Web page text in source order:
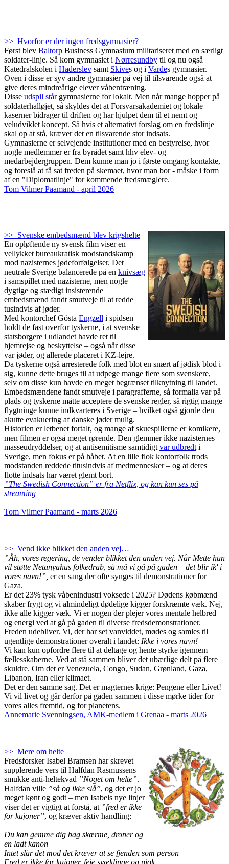
>> Hvorfor er der ingen fredsgymnasier?
Først blev Baltorp Business Gymnasium militariseret med en særligt
soldater-linje. Så kom gymnasiet i Nørresundby til og nu også
Katedralskolen i Haderslev samt Skives og i Vardes gymnasier.
Oven i disse er syv andre gymnasier på vej til tilsvarende også at
give deres mindreårige elever våbentræning.
Disse udspil stårgymnasierne for lokalt. Men når mange hopper på
soldaterhalløjet, så skyldes det at Forsvarsakademiet og lokale
kaserner bidrager til driften og har hjulpet dem til et nemt og
veludviklet koncept. Så hvis et alternativt forslag om en fredslinje
skal op at stå, kræver det en tilsvarende stor indsats.
Gymnasierne er selvejende institutioner med en bestyrelse, hvor
nogle medlemmer er fra byrådet samt hhv elev- og
medarbejdergruppen. Dem kunne man jo i første omgang kontakte,
og foreslå at få sat freden på skemaet, hvor man bor - måske i form
af en "Diplomatlinje" for kommende fredsmæglere.
Tom Vilmer Paamand - april 2026
>> Svenske embedsmænd blev krigshelte
En opløftende ny svensk film viser en
vellykket bureaukratisk modstandskamp
mod nazisternes jødeforfølgelser. Det
neutrale Sverige balancerede på en knivsæg
i samspillet med nazisterne, men nogle
dygtige og stædigt insisterende
embedsmænd fandt smutveje til at redde
tusindvis af jøder.
Med kontorchef Gösta Engzell i spidsen
holdt de fast overfor tyskerne, i at svenske
statsborgere i udlandet havde ret til
hjemrejse og beskyttelse – også når disse
var jøder, og allerede placeret i KZ-lejre.
Da tyskerne også arresterede folk med blot en snært af jødisk blod i
sig, kunne dette bruges til at udpege mange flere som svenskere,
selv om disse kun havde en meget begrænset tilknytning til landet.
Embedsmændene fandt smutveje i paragrafferne, så formalia var på
plads og tyskerne måtte acceptere de svenske regler, så rigtig mange
flygtninge kunne indkvarteres i Sverige – hvilket også gjorde den
akutte evakuering af danske jøder mulig.
Historien er letbenet fortalt, og mange af skuespillerne er komikere,
men filmen er også meget rørende. Den glemmer ikke nazisternes
masseudryddelser, og at antisemitisme samtidigt var udbredt i
Sverige, men fokus er på håbet. At en lille flok kontorfolk trods
modstanden reddede titusindvis af medmennesker – og at deres
flotte indsats har været glemt bort.
”The Swedish Connection” er fra Netflix, og kan kun ses på
streaming
Tom Vilmer Paamand - marts 2026
>> Vend ikke blikket den anden vej…
”Åh, vores regering, de vender blikket den anden vej. Når Mette hun
vil støtte Netanyahus folkedrab, så må vi gå på gaden – det blir ik' i
vores navn!”, er en sang der ofte synges til demonstrationer for
Gaza.
Er det 23% tysk våbenindustri voksede i 2025? Dødens købmænd
skaber frygt og vi almindeligt dødelige kigger forskræmte væk. Nej,
ikke alle kigger væk. Vi er nogen der plejer vores mentale helbred
og energi ved at gå på gaden til diverse fredsdemonstrationer.
Freden udebliver. Vi, der har set vanviddet, mødes og samles til
ugentlige demonstrationer overalt i landet: Ikke i vores navn!
Vi kan kun opfordre flere til at deltage og hente styrke igennem
fællesskaberne. Ved at stå sammen bliver det ubærlige delt på flere
skuldre. Om det er Venezuela, Congo, Sudan, Grønland, Gaza,
Libanon, Iran eller klimaet.
Det er den samme sag. Det er magternes krige: Pengene eller Livet!
Vi vil livet og går derfor på gaden sammen i disse mørke tider for
vores alles fremtid, og for planetens.
Annemarie Svenningsen, AMK-medlem i Grenaa - marts 2026
>> Mere om helte
Fredsforsker Isabel Bramsen har skrevet
supplerende vers til Halfdan Rasmussens
smukke anti-heltekvad ”Noget om helte”.
Halfdan ville ”så og ikke slå”, og det er jo
meget kønt og godt – men Isabels nye linjer
viser det er vigtigt at forstå, at ”fred er ikke
for kujoner”, og kræver aktiv handling:
Du kan gemme dig bag skærme, droner og
en ladt kanon
Intet slår det mod det kræver at se fjenden som person
Fred er ikke for kujoner, feje svæklinge og pjok